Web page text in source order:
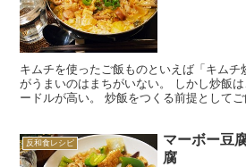
キムチを使ったご飯ものといえば「キム
がうまいのはまちがいない。 しかし炒飯
ードルが高い。 炒飯をつくる前提としてご
反和食レシピ
マーボー豆
腐